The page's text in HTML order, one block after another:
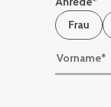
Frau
Vorname*